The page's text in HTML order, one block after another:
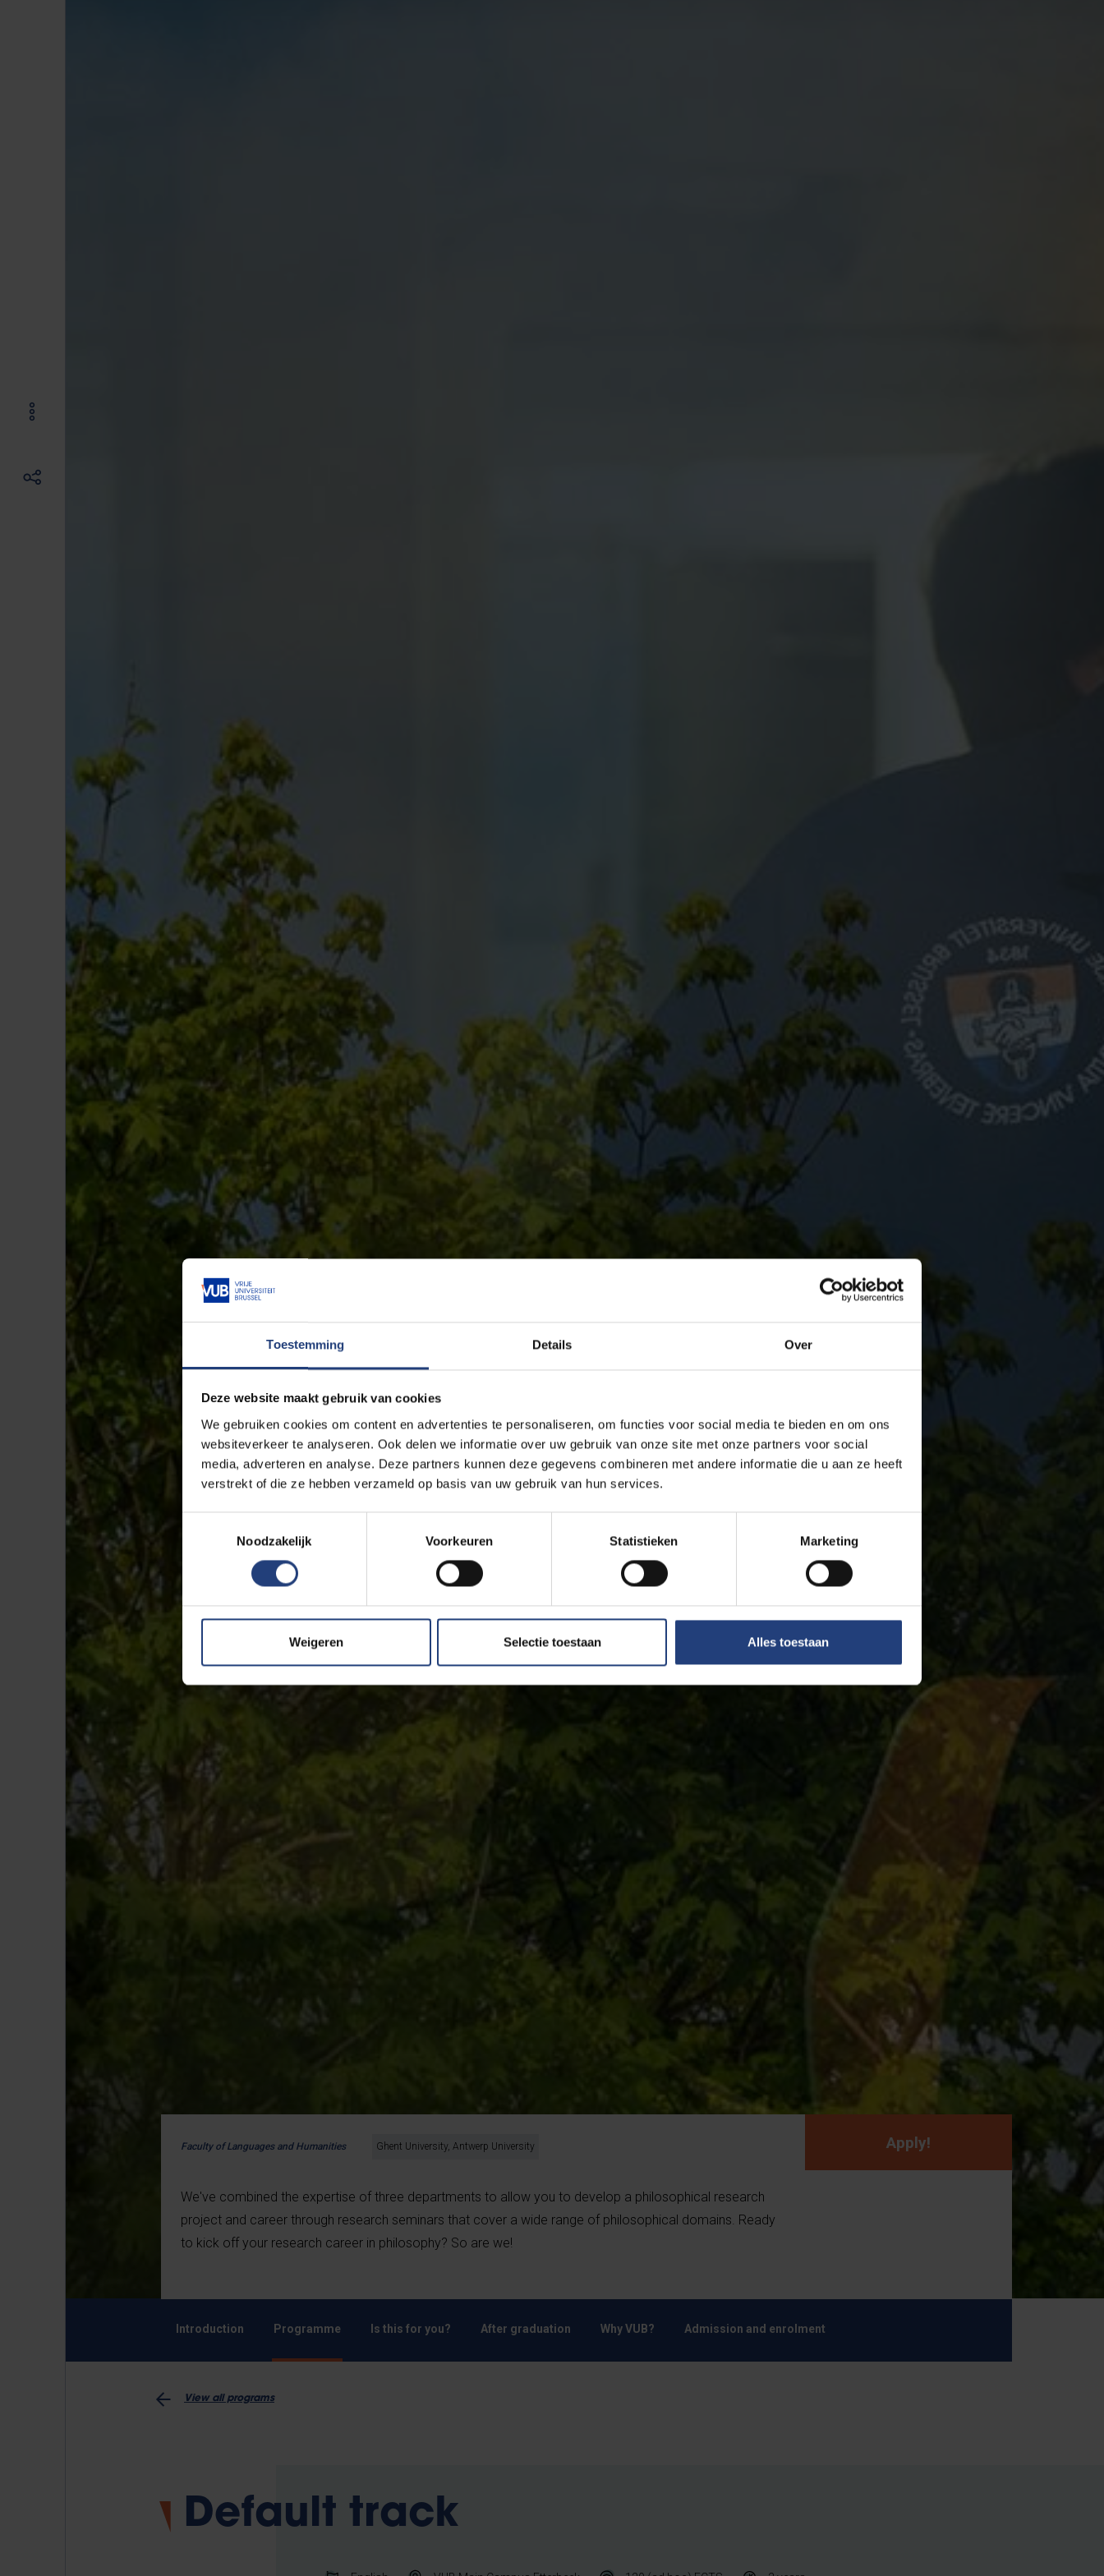
Toestemming Details Over
Deze website maakt gebruik van cookies
We gebruiken cookies om content en advertenties te personaliseren, om functies voor social media te bieden en om ons
websiteverkeer te analyseren. Ook delen we informatie over uw gebruik van onze site met onze partners voor social
media, adverteren en analyse. Deze partners kunnen deze gegevens combineren met andere informatie die u aan ze heeft
verstrekt of die ze hebben verzameld op basis van uw gebruik van hun services.
Noodzakelijk
Voorkeuren Statistieken Marketing
Weigeren Selectie toestaan Alles toestaan
Faculty of Languages and Humanities Ghent University, Antwerp University
We've combined the expertise of three departments to allow you to develop a philosophical research
project and career through research seminars that cover a wide range of philosophical domains. Ready
to kick off your research career in philosophy? So are we!
Apply!
Introduction Programme Is this for you? After graduation Why VUB? Admission and enrolment
View all programs
Default track